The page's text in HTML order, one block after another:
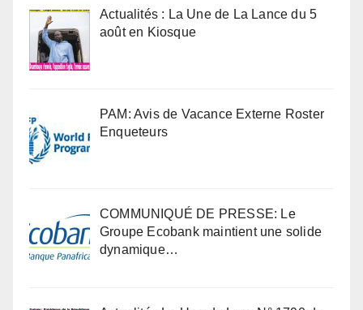
Actualités : La Une de La Lance du 5
août en Kiosque
PAM: Avis de Vacance Externe Roster
Enqueteurs
COMMUNIQUÉ DE PRESSE: Le
Groupe Ecobank maintient une solide
dynamique…